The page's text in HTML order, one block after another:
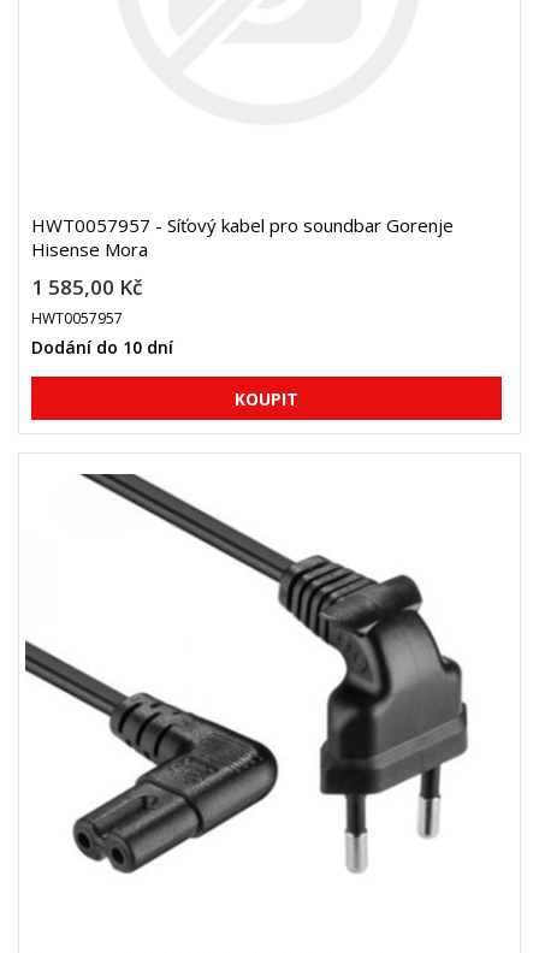
HWT0057957 - Síťový kabel pro soundbar Gorenje
Hisense Mora
1 585,00 Kč
HWT0057957
Dodání do 10 dní